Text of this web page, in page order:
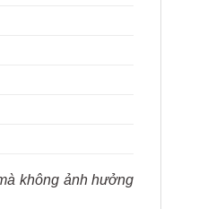
không ảnh hưởng